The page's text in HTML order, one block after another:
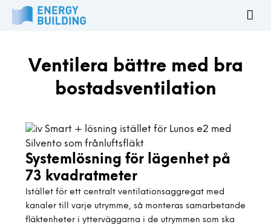
Ventilera bättre med bra
bostadsventilation
Systemlösning för lägenhet på
73 kvadratmeter
Istället för ett centralt ventilationsaggregat med
kanaler till varje utrymme, så monteras samarbetande
fläktenheter i ytterväggarna i de utrymmen som ska